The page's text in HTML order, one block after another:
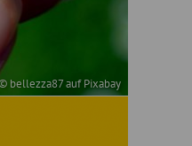
bellezza87 auf Pixabay